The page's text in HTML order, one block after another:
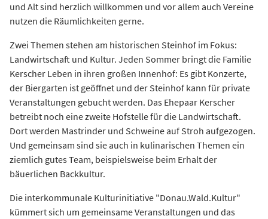
und Alt sind herzlich willkommen und vor allem auch Vereine
nutzen die Räumlichkeiten gerne.
Zwei Themen stehen am historischen Steinhof im Fokus:
Landwirtschaft und Kultur. Jeden Sommer bringt die Familie
Kerscher Leben in ihren großen Innenhof: Es gibt Konzerte,
der Biergarten ist geöffnet und der Steinhof kann für private
Veranstaltungen gebucht werden. Das Ehepaar Kerscher
betreibt noch eine zweite Hofstelle für die Landwirtschaft.
Dort werden Mastrinder und Schweine auf Stroh aufgezogen.
Und gemeinsam sind sie auch in kulinarischen Themen ein
ziemlich gutes Team, beispielsweise beim Erhalt der
bäuerlichen Backkultur.
Die interkommunale Kulturinitiative "Donau.Wald.Kultur"
kümmert sich um gemeinsame Veranstaltungen und das